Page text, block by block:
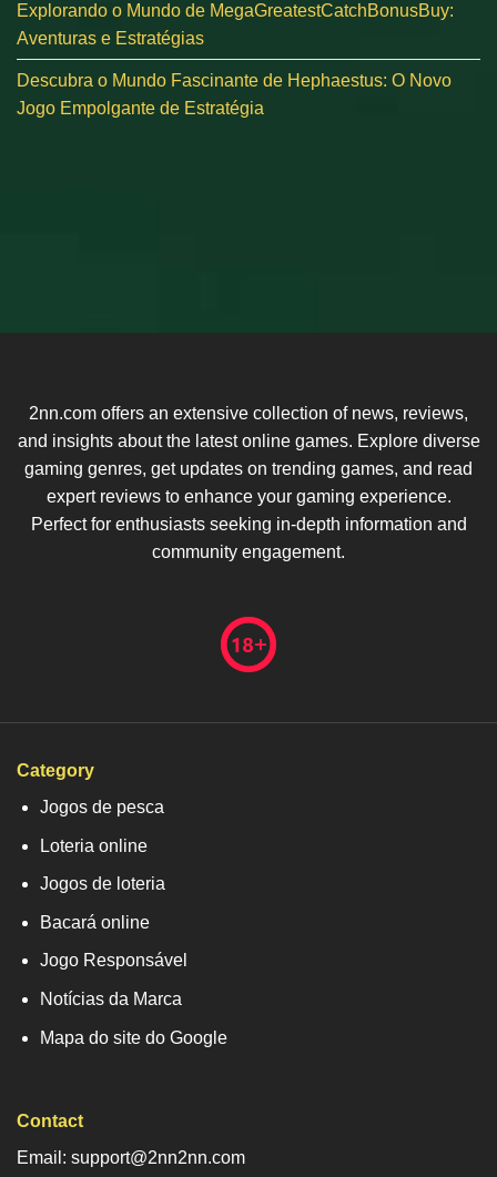
Explorando o Mundo de MegaGreatestCatchBonusBuy:
Aventuras e Estratégias
Descubra o Mundo Fascinante de Hephaestus: O Novo
Jogo Empolgante de Estratégia
2nn.com offers an extensive collection of news, reviews,
and insights about the latest online games. Explore diverse
gaming genres, get updates on trending games, and read
expert reviews to enhance your gaming experience.
Perfect for enthusiasts seeking in-depth information and
community engagement.
Category
Jogos de pesca
Loteria online
Jogos de loteria
Bacará online
Jogo Responsável
Notícias da Marca
Mapa do site do Google
Contact
Email: support@2nn2nn.com